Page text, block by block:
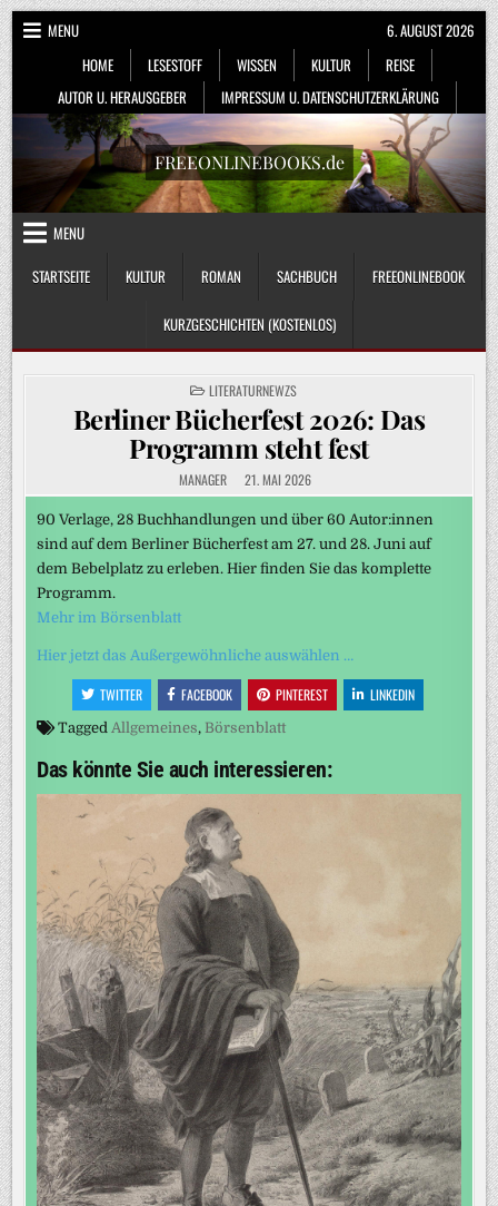
Skip
to
content
MENU
HOME
LESESTOFF WISSEN KULTUR
REISE
AUTOR U. HERAUSGEBER
IMPRESSUM U. DATENSCHUTZERKLÄRUNG
6. AUGUST 2026
FREEONLINEBOOKS.de
MENU
STARTSEITE
KULTUR ROMAN SACHBUCH FREEONLINEBOOK
KURZGESCHICHTEN (KOSTENLOS)
POSTED
IN
LITERATURNEWZS
Berliner Bücherfest 2026: Das
Programm steht fest
MANAGER 21. MAI 2026
90 Verlage, 28 Buchhandlungen und über 60 Autor:innen
sind auf dem Berliner Bücherfest am 27. und 28. Juni auf
dem Bebelplatz zu erleben. Hier finden Sie das komplette
Programm.
Mehr im Börsenblatt
Hier jetzt das Außergewöhnliche auswählen …
TWITTER FACEBOOK PINTEREST LINKEDIN
Tagged Allgemeines, Börsenblatt
Das könnte Sie auch interessieren: